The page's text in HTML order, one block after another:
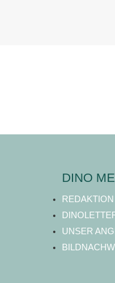
DINO
REDAKTION
UNSER